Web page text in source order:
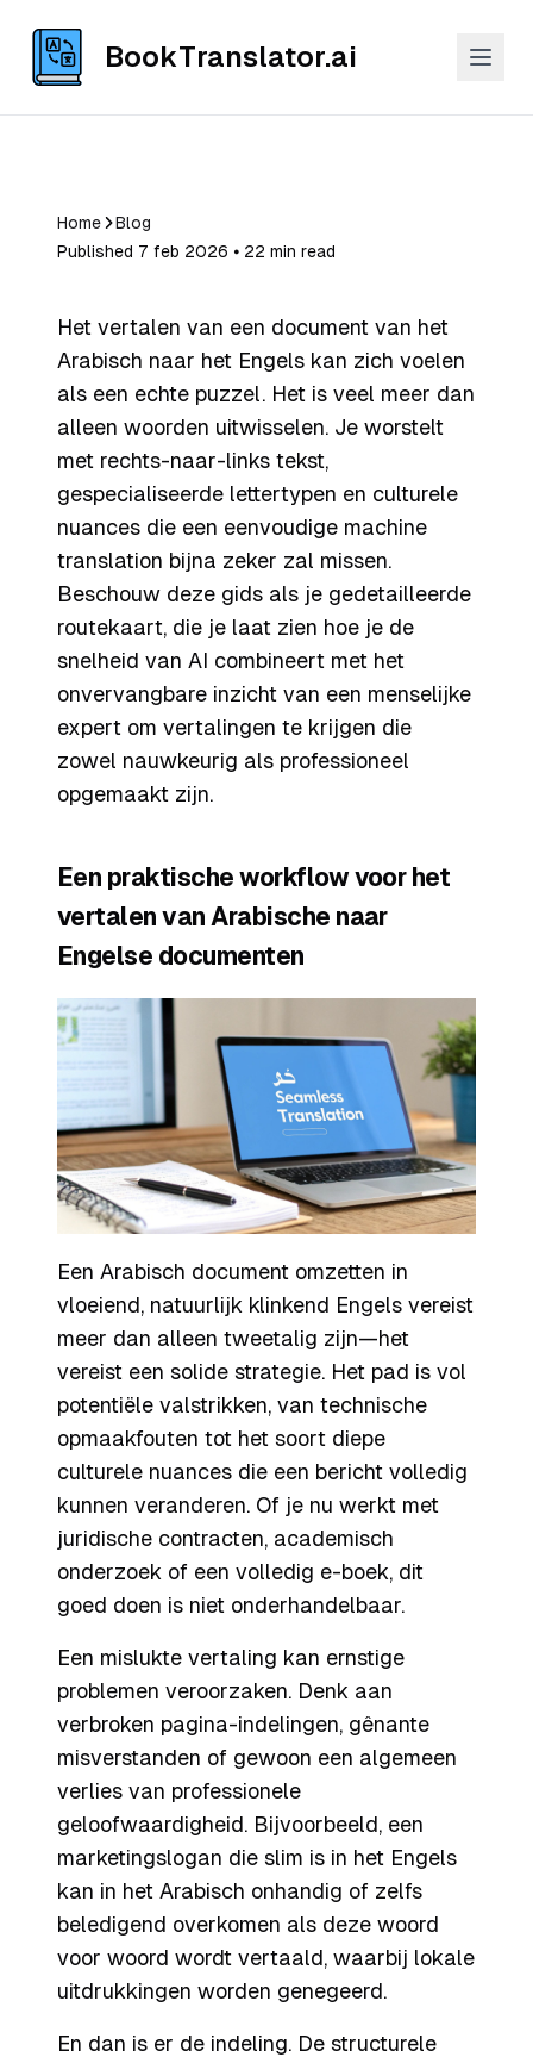
BookTranslator.ai
Home
Blog
Published 7 feb 2026 ⦁ 22 min read
Het vertalen van een document van het
Arabisch naar het Engels kan zich voelen
als een echte puzzel. Het is veel meer dan
alleen woorden uitwisselen. Je worstelt
met rechts-naar-links tekst,
gespecialiseerde lettertypen en culturele
nuances die een eenvoudige machine
translation bijna zeker zal missen.
Beschouw deze gids als je gedetailleerde
routekaart, die je laat zien hoe je de
snelheid van AI combineert met het
onvervangbare inzicht van een menselijke
expert om vertalingen te krijgen die
zowel nauwkeurig als professioneel
opgemaakt zijn.
Een praktische workflow voor het
vertalen van Arabische naar
Engelse documenten
Een Arabisch document omzetten in
vloeiend, natuurlijk klinkend Engels vereist
meer dan alleen tweetalig zijn—het
vereist een solide strategie. Het pad is vol
potentiële valstrikken, van technische
opmaakfouten tot het soort diepe
culturele nuances die een bericht volledig
kunnen veranderen. Of je nu werkt met
juridische contracten, academisch
onderzoek of een volledig e-boek, dit
goed doen is niet onderhandelbaar.
Een mislukte vertaling kan ernstige
problemen veroorzaken. Denk aan
verbroken pagina-indelingen, gênante
misverstanden of gewoon een algemeen
verlies van professionele
geloofwaardigheid. Bijvoorbeeld, een
marketingslogan die slim is in het Engels
kan in het Arabisch onhandig of zelfs
beledigend overkomen als deze woord
voor woord wordt vertaald, waarbij lokale
uitdrukkingen worden genegeerd.
En dan is er de indeling. De structurele